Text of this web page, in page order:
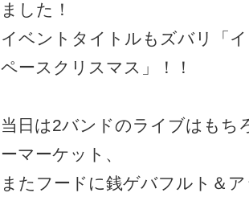
ました！
イベントタイトルもズバリ「
ペースクリスマス」！！
当日は2バンドのライブはもち
ーマーケット、
またフードに銭ゲバフルト＆